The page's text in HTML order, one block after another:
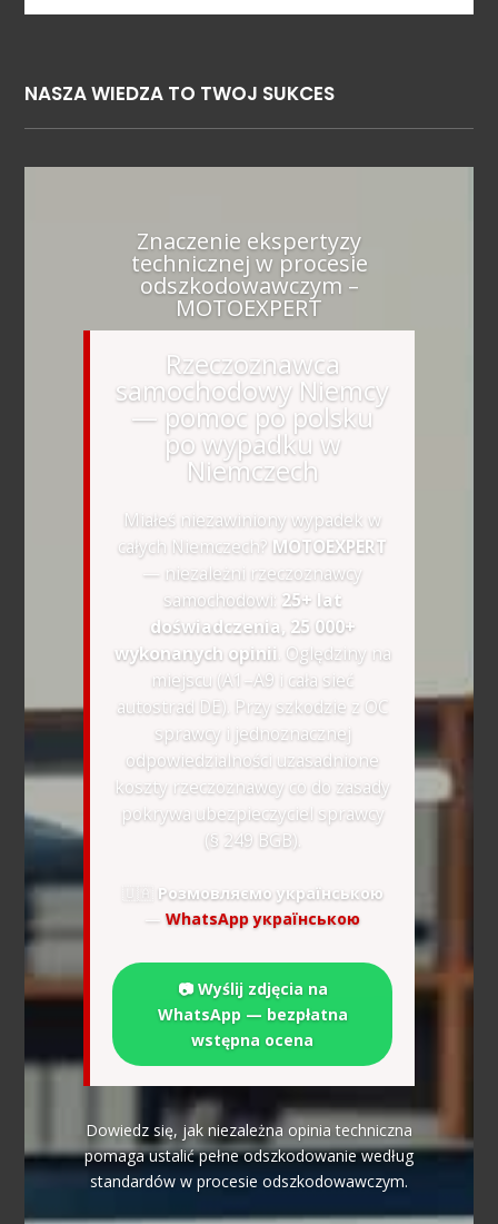
NASZA WIEDZA TO TWOJ SUKCES
Znaczenie ekspertyzy
technicznej w procesie
odszkodowawczym –
MOTOEXPERT
Rzeczoznawca
samochodowy Niemcy
— pomoc po polsku
po wypadku w
Niemczech
Miałeś niezawiniony wypadek w
całych Niemczech? MOTOEXPERT
— niezależni rzeczoznawcy
samochodowi: 25+ lat
doświadczenia, 25 000+
wykonanych opinii . Oględziny na
miejscu (A1–A9 i cała sieć
autostrad DE). Przy szkodzie z OC
sprawcy i jednoznacznej
odpowiedzialności uzasadnione
koszty rzeczoznawcy co do zasady
pokrywa ubezpieczyciel sprawcy
(§ 249 BGB).
🇺🇦 Розмовляємо українською
— WhatsApp українською
📷 Wyślij zdjęcia na
WhatsApp — bezpłatna
wstępna ocena
Dowiedz się, jak niezależna opinia techniczna
pomaga ustalić pełne odszkodowanie według
standardów w procesie odszkodowawczym.